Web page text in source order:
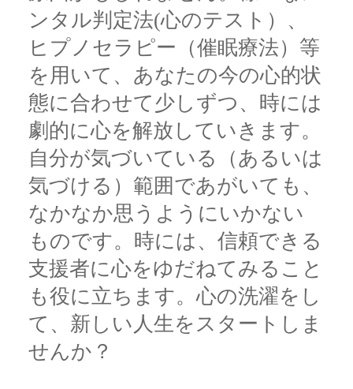
ンタル判定法(心のテスト）、
ヒプノセラピー（催眠療法）等
を用いて、あなたの今の心的状
態に合わせて少しずつ、時には
劇的に心を解放していきます。
自分が気づいている（あるいは
気づける）範囲であがいても、
なかなか思うようにいかない
ものです。時には、信頼できる
支援者に心をゆだねてみること
も役に立ちます。心の洗濯をし
て、新しい人生をスタートしま
せんか？